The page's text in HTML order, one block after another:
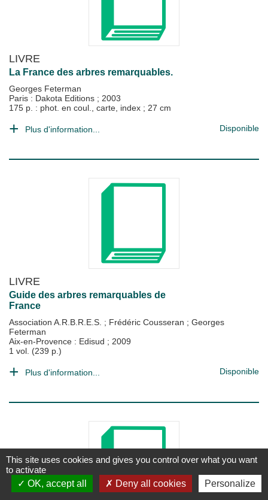
LIVRE
La France des arbres remarquables.
Georges Feterman
Paris : Dakota Editions ; 2003
175 p. : phot. en coul., carte, index ; 27 cm
Plus d'information... Disponible
LIVRE
Guide des arbres remarquables de
France
Association A.R.B.R.E.S. ; Frédéric Cousseran ; Georges
Feterman
Aix-en-Provence : Edisud ; 2009
1 vol. (239 p.)
Plus d'information... Disponible
This site uses cookies and gives you control over what you want
to activate
OK, accept all
Deny all cookies Personalize